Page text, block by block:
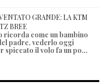
GRANDE: LA KTM
BREE
ricorda come un bambino
padre, vederlo oggi
spiccato il volo fa un po...